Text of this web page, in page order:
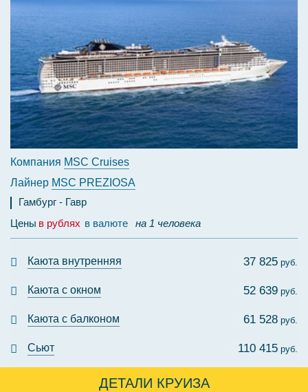
Компания MSC Cruises
Лайнер MSC PREZIOSA
Гамбург
Гавр
Цены в рублях в валюте на 1 человека
Каюта внутренняя 37 825 руб.
Каюта с окном 52 639 руб.
Каюта с балконом 61 528 руб.
Сьют 110 415 руб.
ДЕТАЛИ КРУИЗА